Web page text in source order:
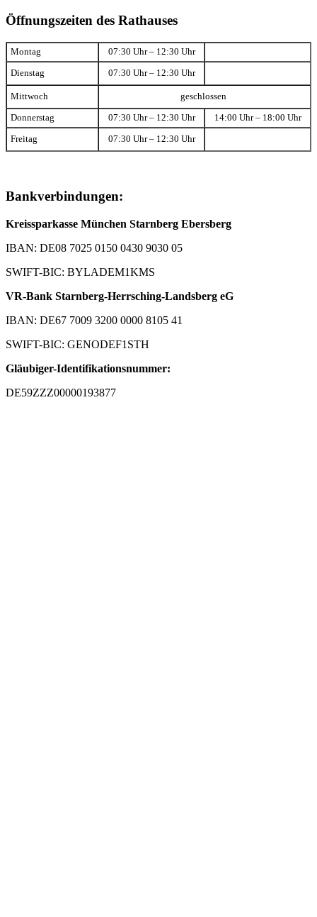
Öffnungszeiten des Rathauses
Montag 07:30 Uhr – 12:30 Uhr
Dienstag 07:30 Uhr – 12:30 Uhr
Mittwoch geschlossen
Donnerstag 07:30 Uhr – 12:30 Uhr 14:00 Uhr – 18:00 Uhr
Freitag 07:30 Uhr – 12:30 Uhr
Bankverbindungen:
Kreissparkasse München Starnberg Ebersberg
IBAN: DE08 7025 0150 0430 9030 05
SWIFT-BIC: BYLADEM1KMS
VR-Bank Starnberg-Herrsching-Landsberg eG
IBAN: DE67 7009 3200 0000 8105 41
SWIFT-BIC: GENODEF1STH
Gläubiger-Identifikationsnummer:
DE59ZZZ00000193877